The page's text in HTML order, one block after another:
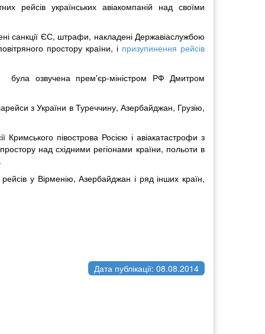
рейсів українських авіакомпаній над своїми
санкції ЄС, штрафи, накладені Державіаслужбою
простору країни, і призупинення рейсів
була озвучена прем'єр-міністром РФ Дмитром
з України в Туреччину, Азербайджан, Грузію,
Кримського півострова Росією і авіакатастрофи з
над східними регіонами країни, польоти в
у Вірменію, Азербайджан і ряд інших країн,
Дата публікації: 08.08.2014